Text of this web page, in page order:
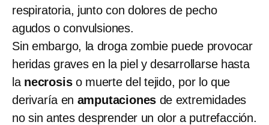
respiratoria, junto con dolores de pecho
agudos o convulsiones.
Sin embargo, la droga zombie puede provocar
heridas graves en la piel y desarrollarse hasta
la necrosiso muerte del tejido, por lo que
derivaría en amputaciones de extremidades
no sin antes desprender un olor a putrefacción.